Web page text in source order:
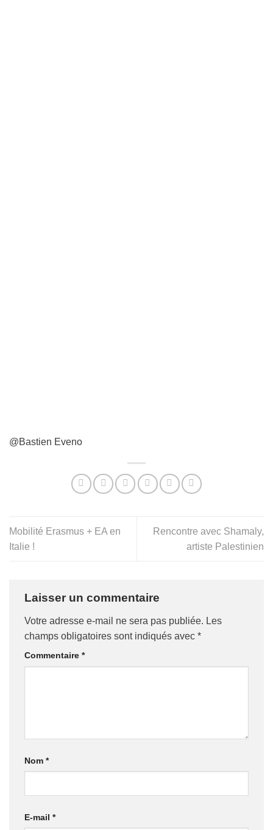
@Bastien Eveno
Mobilité Erasmus + EA en
Italie !
Rencontre avec Shamaly,
artiste Palestinien
Laisser un commentaire
Votre adresse e-mail ne sera pas publiée. Les
champs obligatoires sont indiqués avec *
Commentaire *
Nom *
E-mail *